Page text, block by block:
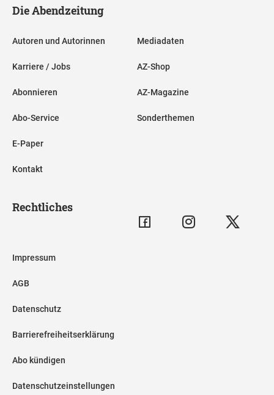
Die Abendzeitung
Autoren und Autorinnen
Karriere / Jobs
Abonnieren
Abo-Service
E-Paper
Kontakt
Mediadaten
AZ-Shop
AZ-Magazine
Sonderthemen
Rechtliches
Impressum
AGB
Datenschutz
Barrierefreiheitserklärung
Abo kündigen
Datenschutzeinstellungen